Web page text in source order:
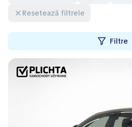
Resetează filtrele
Filtre